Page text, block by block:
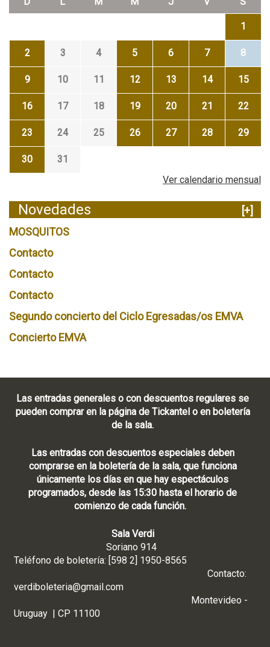
1
2 3 4 5 6 7 8
9 10 11 12 13 14 15
16 17 18 19 20 21 22
23 24 25 26 27 28 29
30
31
Ver calendario mensual
Novedades
[+]
MOSQUITOS
Contacto
Contacto
Contacto
Segundo concierto del Ciclo Egresadas/os EMVA
Concierto EMVA
Las entradas generales o con descuentos regulares se
pueden comprar en la página de Tickantel o en boletería
de la sala.
Las entradas con descuentos especiales deben
comprarse en la boletería de la sala, que funciona
únicamente los días en que hay espectáculos
programados, desde las 15:30 hasta el horario de
comienzo de cada función.
Sala Verdi
Soriano 914
Teléfono de boletería: [598 2] 1950-8565
Contacto:
verdiboleteria@gmail.com
Montevideo -
Uruguay | CP 11100